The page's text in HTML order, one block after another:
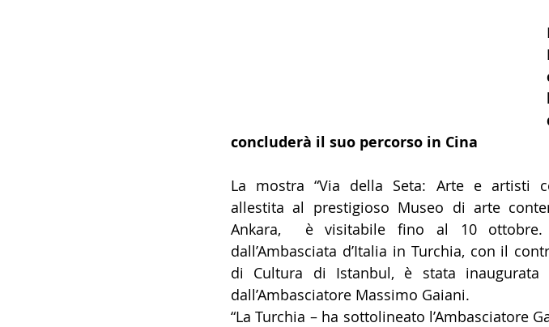
07 - ITALIANI
09 - ITALIANI
14 - IIC IST. ITALIANO CULTURA 15 - AMBASCIATE
17 - ASSOCIAZIONI 18 - MAPPE ITALIANI ALL'ESTERO
concluderà il suo percorso in Cina
La mostra “Via della Seta: Arte e artisti
allestita al prestigioso Museo di arte
Ankara,  è visitabile fino al 10 ottobre.
dall’Ambasciata d’Italia in Turchia, con il
di Cultura di Istanbul, è stata inaugurata
dall’Ambasciatore Massimo Gaiani.
“La Turchia – ha sottolineato l’Ambasciatore